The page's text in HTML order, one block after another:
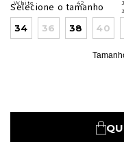
Selecione o tamanho
34 36 38 40